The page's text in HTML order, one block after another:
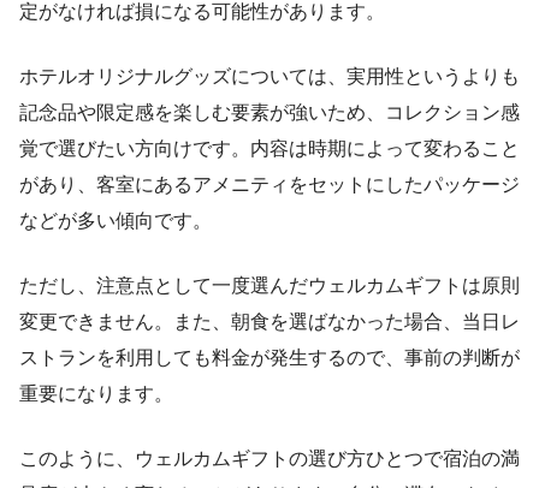
定がなければ損になる可能性があります。
ホテルオリジナルグッズについては、実用性というよりも
記念品や限定感を楽しむ要素が強いため、コレクション感
覚で選びたい方向けです。内容は時期によって変わること
があり、客室にあるアメニティをセットにしたパッケージ
などが多い傾向です。
ただし、注意点として一度選んだウェルカムギフトは原則
変更できません。また、朝食を選ばなかった場合、当日レ
ストランを利用しても料金が発生するので、事前の判断が
重要になります。
このように、ウェルカムギフトの選び方ひとつで宿泊の満